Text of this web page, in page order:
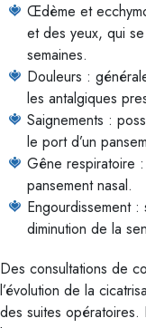
Œdème et
et des yeux, qui
semaines.
Douleurs :
les antalgiques
Saignements :
le port d’un
Gêne respiratoire
pansement nasal.
Engourdissement
diminution de la
Des consultations de
l’évolution de la
des suites opératoires.